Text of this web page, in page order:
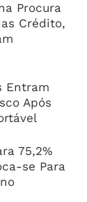
Procura
Crédito,
Entram
Após
75,2%
se Para